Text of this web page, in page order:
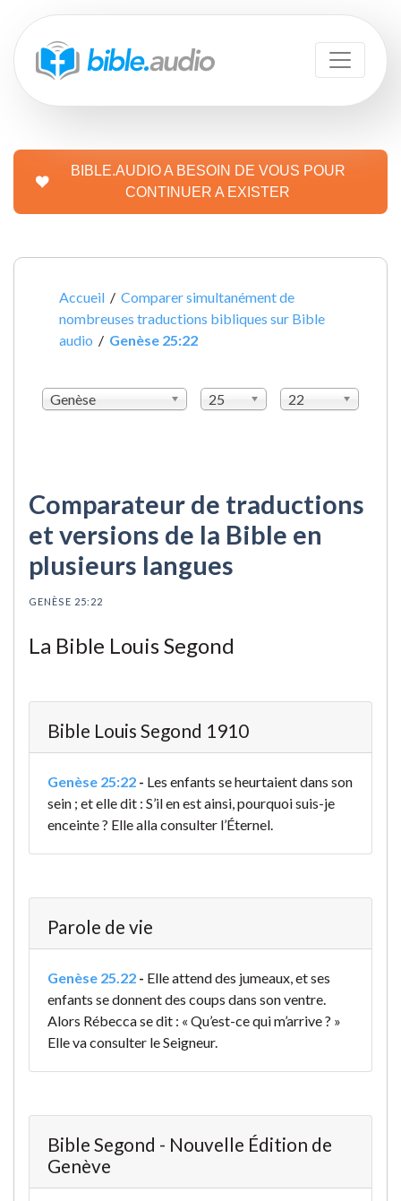
BIBLE.AUDIO A BESOIN DE VOUS POUR
CONTINUER A EXISTER
Accueil /Comparer simultanément de
nombreuses traductions bibliques sur Bible
audio / Genèse 25:22
Genèse 25 22
Comparateur de traductions
et versions de la Bible en
plusieurs langues
GENÈSE 25:22
La Bible Louis Segond
Bible Louis Segond 1910
Genèse 25:22 - Les enfants se heurtaient dans son
sein ; et elle dit : S’il en est ainsi, pourquoi suis-je
enceinte ? Elle alla consulter l’Éternel.
Parole de vie
Genèse 25.22 - Elle attend des jumeaux, et ses
enfants se donnent des coups dans son ventre.
Alors Rébecca se dit : « Qu’est-ce qui m’arrive ? »
Elle va consulter le Seigneur.
Bible Segond - Nouvelle Édition de
Genève